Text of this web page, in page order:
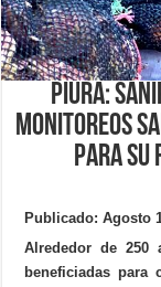
Piura:
monitoreos
para su
Publicado: Agosto
Alrededor de 250
beneficiadas para